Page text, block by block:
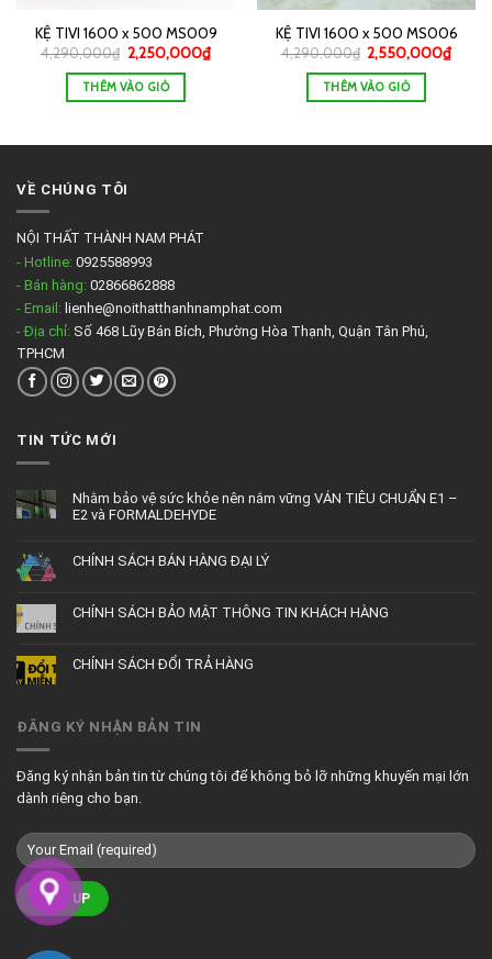
KỆ TIVI 1600 x 500 MS009
4,290,000₫ 2,250,000₫
THÊM VÀO GIỎ
KỆ TIVI 1600 x 500 MS006
4,290,000₫ 2,550,000₫
THÊM VÀO GIỎ
VỀ CHÚNG TÔI
NỘI THẤT THÀNH NAM PHÁT
- Hotline: 0925588993
- Bán hàng: 02866862888
- Email: lienhe@noithatthanhnamphat.com
- Địa chỉ: Số 468 Lũy Bán Bích, Phường Hòa Thạnh, Quận Tân Phú,
TPHCM
TIN TỨC MỚI
Nhằm bảo vệ sức khỏe nên nắm vững VÁN TIÊU CHUẨN E1 –
E2 và FORMALDEHYDE
CHÍNH SÁCH BÁN HÀNG ĐẠI LÝ
CHÍNH SÁCH BẢO MẬT THÔNG TIN KHÁCH HÀNG
CHÍNH SÁCH ĐỔI TRẢ HÀNG
ĐĂNG KÝ NHẬN BẢN TIN
Đăng ký nhận bản tin từ chúng tôi để không bỏ lỡ những khuyến mại lớn
dành riêng cho bạn.